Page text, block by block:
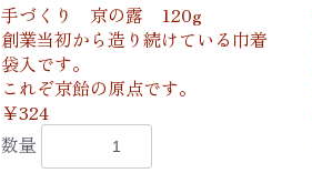
手づくり 京の露 120g
創業当初から造り続けている巾着
袋入です。
これぞ京飴の原点です。
￥324
数量